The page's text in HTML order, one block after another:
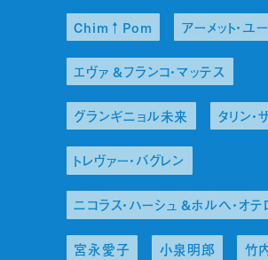
Chim↑Pom アーメット・ユ
エヴァ &フランコ・マッテス
グランギニョル未来 タリン・
トレヴァー・バグレン
ニコラス・ハーシュ &ホルヘ・オ
宮永愛子 小泉明郎 竹